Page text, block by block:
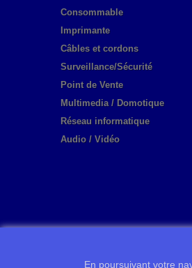
Consommable
Imprimante
Câbles et cordons
Surveillance/Sécurité
Point de Vente
Multimedia / Domotique
Réseau informatique
Audio / Vidéo
En poursuivant votre